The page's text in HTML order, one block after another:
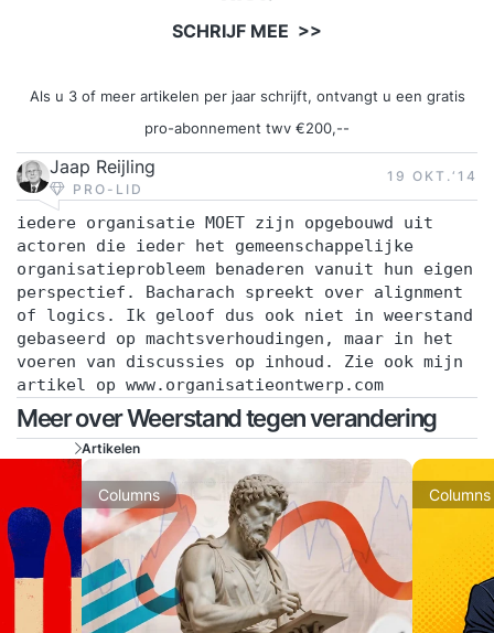
SCHRIJF MEE >>
Als u 3 of meer artikelen per jaar schrijft, ontvangt u een gratis
pro-abonnement twv €200,--
Jaap Reijling
PRO-LID
19 OKT.‘14
iedere organisatie MOET zijn opgebouwd uit
actoren die ieder het gemeenschappelijke
organisatieprobleem benaderen vanuit hun eigen
perspectief. Bacharach spreekt over alignment
of logics. Ik geloof dus ook niet in weerstand
gebaseerd op machtsverhoudingen, maar in het
voeren van discussies op inhoud. Zie ook mijn
artikel op www.organisatieontwerp.com
Meer over Weerstand tegen verandering
Artikelen
Columns Columns